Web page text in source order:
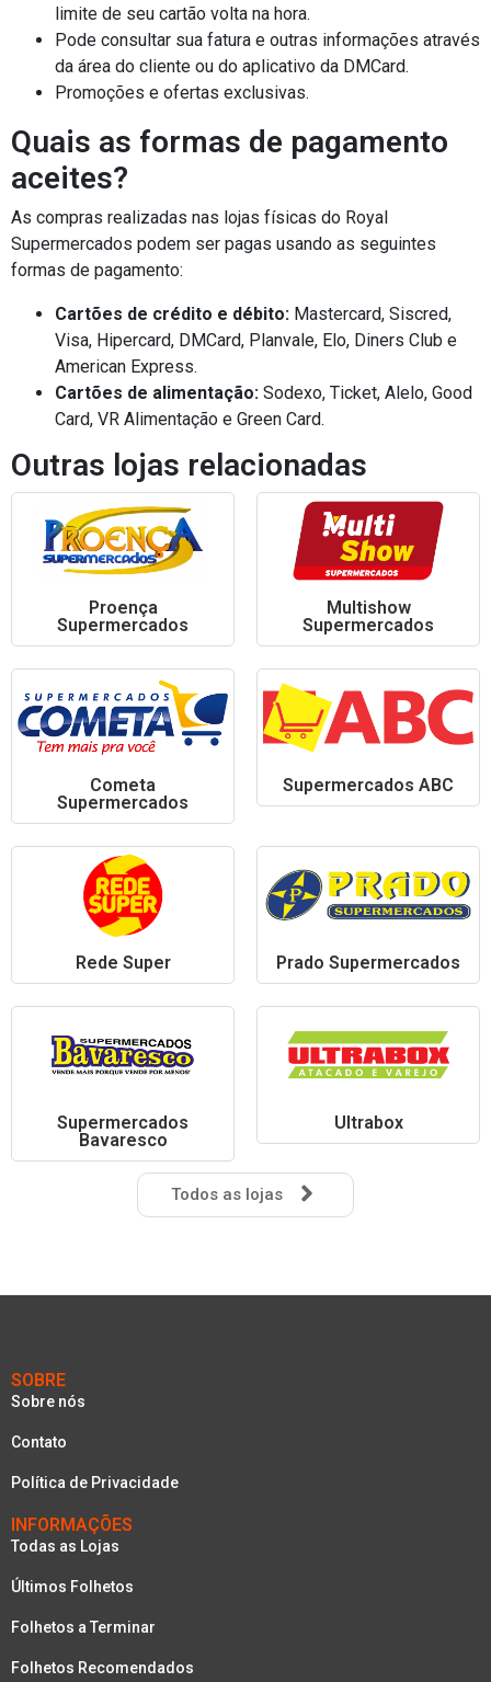
limite de seu cartão volta na hora.
Pode consultar sua fatura e outras informações através
da área do cliente ou do aplicativo da DMCard.
Promoções e ofertas exclusivas.
Quais as formas de pagamento
aceites?
As compras realizadas nas lojas físicas do Royal
Supermercados podem ser pagas usando as seguintes
formas de pagamento:
Cartões de crédito e débito: Mastercard, Siscred,
Visa, Hipercard, DMCard, Planvale, Elo, Diners Club e
American Express.
Cartões de alimentação: Sodexo, Ticket, Alelo, Good
Card, VR Alimentação e Green Card.
Outras lojas relacionadas
Proença
Supermercados
Multishow
Supermercados
Cometa
Supermercados
Supermercados ABC
Rede Super Prado Supermercados
Supermercados
Bavaresco
Ultrabox
Todos as lojas
SOBRE
Sobre nós
Contato
Política de Privacidade
INFORMAÇÕES
Todas as Lojas
Últimos Folhetos
Folhetos a Terminar
Folhetos Recomendados